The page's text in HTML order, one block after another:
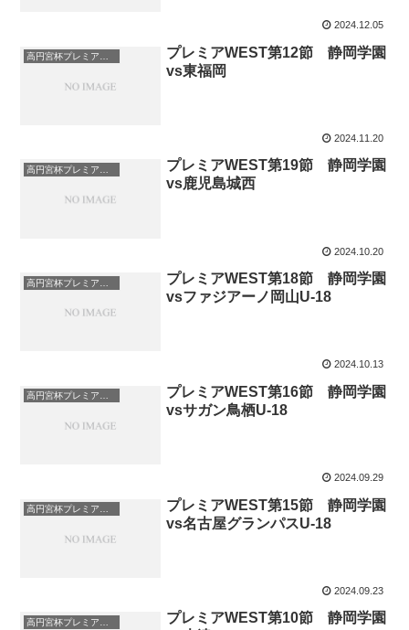
2024.12.05
プレミアWEST第12節 静岡学園
vs東福岡
2024.11.20
プレミアWEST第19節 静岡学園
vs鹿児島城西
2024.10.20
プレミアWEST第18節 静岡学園
vsファジアーノ岡山U-18
2024.10.13
高円宮杯プレミアリーグ
プレミアWEST第16節 静岡学園
vsサガン鳥栖U-18
2024.09.29
プレミアWEST第15節 静岡学園
vs名古屋グランパスU-18
2024.09.23
プレミアWEST第10節 静岡学園